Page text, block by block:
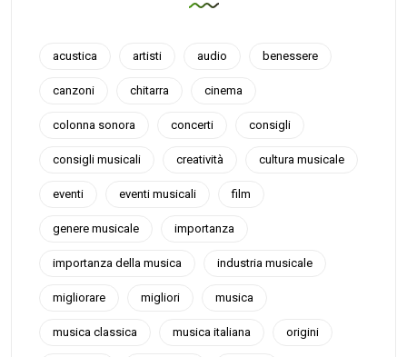
acustica artisti audio benessere
canzoni chitarra cinema
colonna sonora concerti consigli
consigli musicali creatività cultura musicale
eventi eventi musicali film
genere musicale importanza
importanza della musica industria musicale
migliorare migliori musica
musica classica musica italiana origini